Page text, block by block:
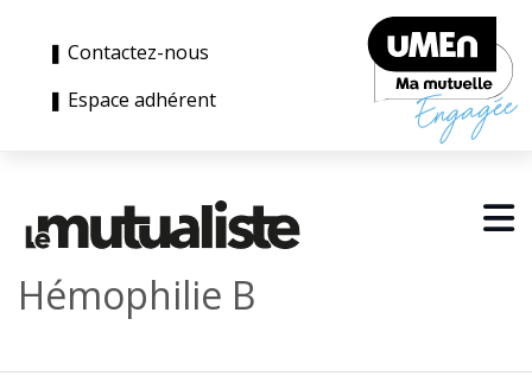
❚ Contactez-nous
❚ Espace adhérent
Hémophilie B